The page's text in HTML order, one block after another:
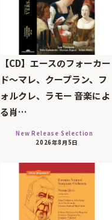
【CD】エースのフォーカー
ド～マレ、クープラン、フ
ォルクレ、ラモー 音楽によ
る肖…
New Release Selection
2026年8月5日